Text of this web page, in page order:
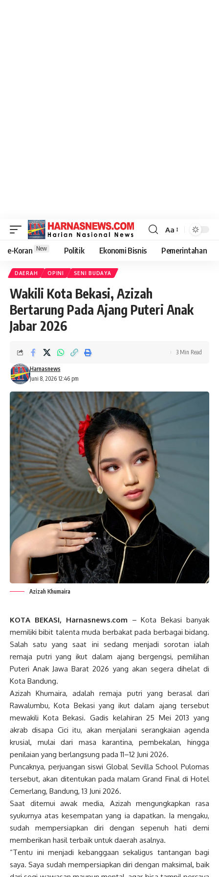
Aa
e-Koran New Politik Ekonomi Bisnis Pemerintahan
DAERAH OPINI SENI BUDAYA
Wakili Kota Bekasi, Azizah
Bertarung Pada Ajang Puteri Anak
Jabar 2026
Juni 8, 2026 12:46 pm
Harnasnews
3 Min Read
Azizah Khumaira
KOTA BEKASI, Harnasnews.com – Kota Bekasi banyak
memiliki bibit talenta muda berbakat pada berbagai bidang.
Salah satu yang saat ini sedang menjadi sorotan ialah
remaja putri yang ikut dalam ajang bergengsi, pemilihan
Puteri Anak Jawa Barat 2026 yang akan segera dihelat di
Kota Bandung.
Azizah Khumaira, adalah remaja putri yang berasal dari
Rawalumbu, Kota Bekasi yang ikut dalam ajang tersebut
mewakili Kota Bekasi. Gadis kelahiran 25 Mei 2013 yang
akrab disapa Cici itu, akan menjalani serangkaian agenda
krusial, mulai dari masa karantina, pembekalan, hingga
penilaian yang berlangsung pada 11–12 Juni 2026.
Puncaknya, perjuangan siswi Global Sevilla School Pulomas
tersebut, akan ditentukan pada malam Grand Final di Hotel
Cemerlang, Bandung, 13 Juni 2026.
Saat ditemui awak media, Azizah mengungkapkan rasa
syukurnya atas kesempatan yang ia dapatkan. Ia mengaku,
sudah mempersiapkan diri dengan sepenuh hati demi
memberikan hasil terbaik untuk daerah asalnya.
“Tentu ini menjadi kebanggaan sekaligus tantangan bagi
saya. Saya sudah mempersiapkan diri dengan maksimal, baik